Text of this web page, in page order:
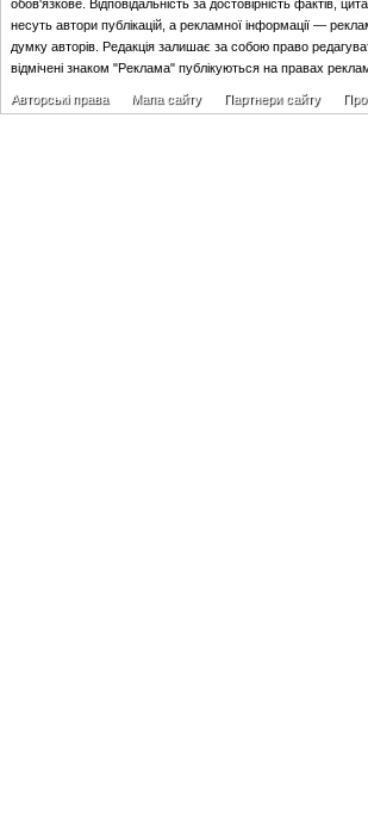
обов'язкове. Відповідальність за достовірність фактів,
несуть автори публікацій, а рекламної інформації —
думку авторів. Редакція залишає за собою право
відмічені знаком "Реклама" публікуються на правах
Авторські права Мапа сайту Партнери сайту